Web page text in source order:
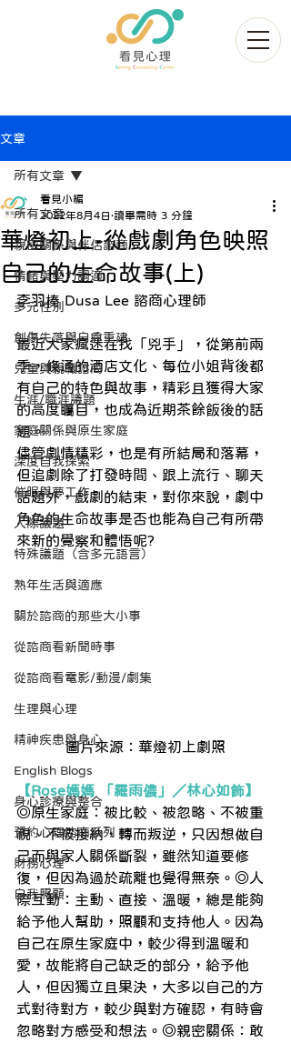
文章
所有文章
親密關係與伴侶諮商
情緒與壓力調適
多元性別
創傷失落與自尊重建
兒童與親職諮商
生涯/職涯議題
家庭關係與原生家庭
深度自我探索
催眠與夢工作
人際議題
特殊議題（含多元語言）
熟年生活與適應
關於諮商的那些大小事
從諮商看新聞時事
從諮商看電影/動漫/劇集
生理與心理
精神疾患與身心
English Blogs
身心診療與整合
預約心理諮商系列
財務心理
自我照顧
所有文章
華燈初上-從戲劇角色映照
自己的生命故事(上)
看見小編
2022年8月4日 讀畢需時 3 分鐘
李羽榛 Dusa Lee 諮商心理師
最近大家瘋迷在找「兇手」，從第前兩
季，條通的酒店文化、每位小姐背後都
有自己的特色與故事，精彩且獲得大家
的高度矚目，也成為近期茶餘飯後的話
題。
儘管劇情精彩，也是有所結局和落幕，
但追劇除了打發時間、跟上流行、聊天
話題外，戲劇的結束，對你來說，劇中
角色的生命故事是否也能為自己有所帶
來新的覺察和體悟呢?
圖片來源：華燈初上劇照
【Rose媽媽 「羅雨儂」／林心如飾】
◎原生家庭：被比較、被忽略、不被重
視、不被接納，轉而叛逆，只因想做自
己而與家人關係斷裂，雖然知道要修
復，但因為過於疏離也覺得無奈。◎人
際互動：主動、直接、溫暖，總是能夠
給予他人幫助，照顧和支持他人。因為
自己在原生家庭中，較少得到溫暖和
愛，故能將自己缺乏的部分，給予他
人，但因獨立且果決，大多以自己的方
式對待對方，較少與對方確認，有時會
忽略對方感受和想法。◎親密關係：敢